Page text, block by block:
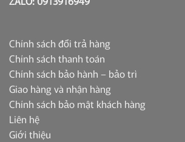
Chính sách đổi trả hàng
Chính sách thanh toán
Chính sách bảo hành – bảo trì
Giao hàng và nhận hàng
Chính sách bảo mật khách hàng
Liên hệ
Giới thiệu